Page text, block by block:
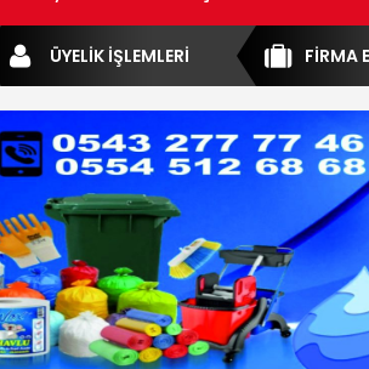
FİRMA
ÜYELİK İŞLEMLERİ